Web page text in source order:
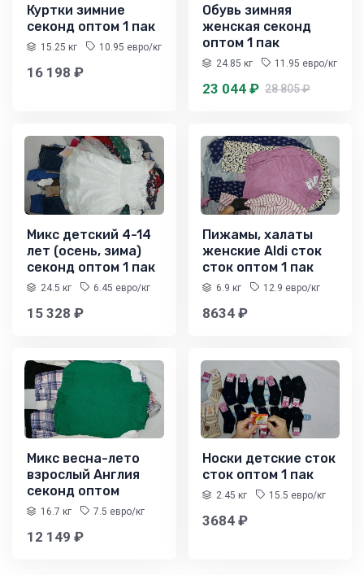
Куртки зимние
секонд оптом 1 пак
15.25 кг 10.95 евро/кг
16 198 ₽
Обувь зимняя
женская секонд
оптом 1 пак
24.85 кг 11.95 евро/кг
23 044 ₽ 28 805 ₽
Микс детский 4-14
лет (осень, зима)
секонд оптом 1 пак
24.5 кг 6.45 евро/кг
15 328 ₽
Пижамы, халаты
женские Aldi сток
сток оптом 1 пак
6.9 кг 12.9 евро/кг
8634 ₽
Микс весна-лето
взрослый Англия
секонд оптом
16.7 кг 7.5 евро/кг
12 149 ₽
Носки детские сток
сток оптом 1 пак
2.45 кг 15.5 евро/кг
3684 ₽